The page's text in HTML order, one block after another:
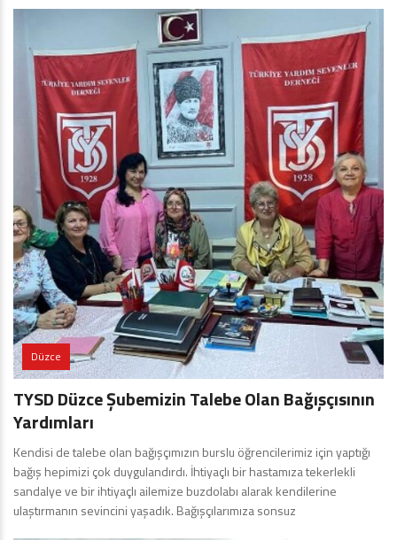
Düzce
TYSD Düzce Şubemizin Talebe Olan Bağışçısının
Yardımları
Kendisi de talebe olan bağışçımızın burslu öğrencilerimiz için yaptığı
bağış hepimizi çok duygulandırdı. İhtiyaçlı bir hastamıza tekerlekli
sandalye ve bir ihtiyaçlı ailemize buzdolabı alarak kendilerine
ulaştırmanın sevincini yaşadık. Bağışçılarımıza sonsuz